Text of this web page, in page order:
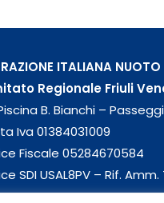
ITALIANA NUOTO
Regionale Friuli
B. Bianchi –
Iva 01384031009
Fiscale 05284670584
SDI USAL8PV – Rif. Amm.